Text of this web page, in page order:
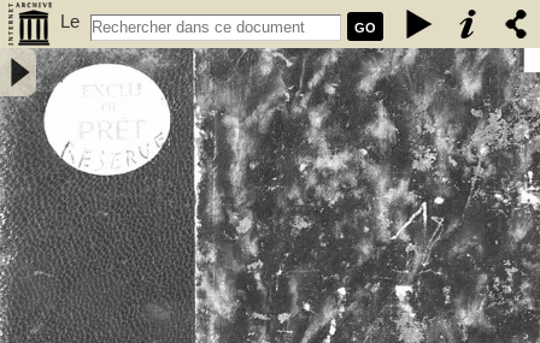
GO
Le
vieux Rennes : première partie / Paul Banéat - Banéat, Paul (1856-
1942)